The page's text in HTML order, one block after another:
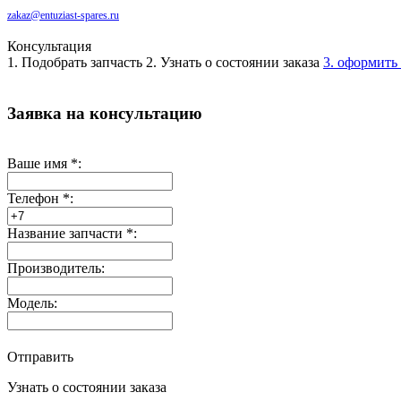
zakaz@entuziast-spares.ru
Консультация
1. Подобрать запчасть 2. Узнать о состоянии заказа 3. оформить
Заявка на консультацию
Ваше имя *:
Телефон *:
Название запчасти *:
Производитель:
Модель:
Отправить
Узнать о состоянии заказа